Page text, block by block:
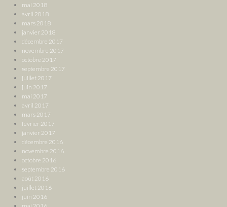
mai 2018
avril 2018
mars 2018
janvier 2018
décembre 2017
novembre 2017
octobre 2017
septembre 2017
juillet 2017
juin 2017
mai 2017
avril 2017
mars 2017
février 2017
janvier 2017
décembre 2016
novembre 2016
octobre 2016
septembre 2016
août 2016
juillet 2016
juin 2016